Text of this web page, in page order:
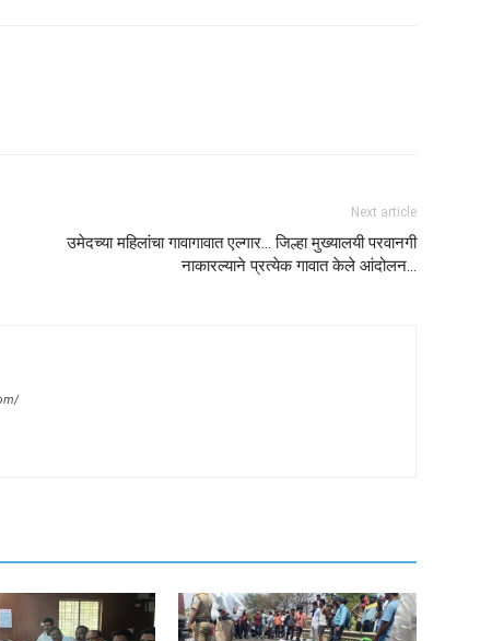
Next article
उमेदच्या महिलांचा गावागावात एल्गार… जिल्हा मुख्यालयी परवानगी
नाकारल्याने प्रत्येक गावात केले आंदोलन…